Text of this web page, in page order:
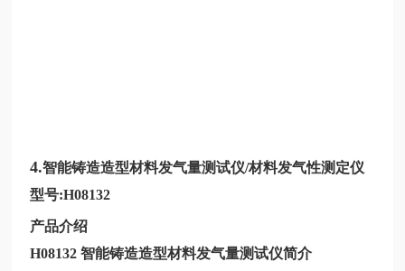
4.智能铸造造型材料发气量测试仪/材料发气性测定仪
型号:H08132
产品介绍
H08132 智能铸造造型材料发气量测试仪简介